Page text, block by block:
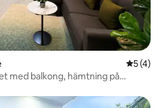
5 av 5 i
5 (4)
med balkong, hämtning på